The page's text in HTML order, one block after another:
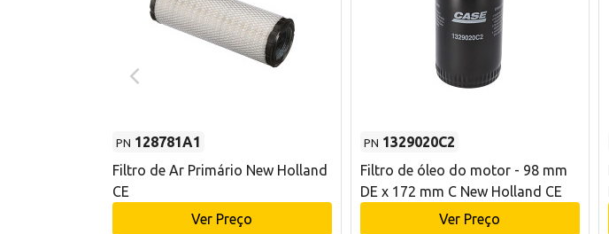
PN 128781A1
Filtro de Ar Primário New Holland
CE
Ver Preço
PN 1329020C2
Filtro de óleo do motor - 98 mm
DE x 172 mm C New Holland CE
Ver Preço